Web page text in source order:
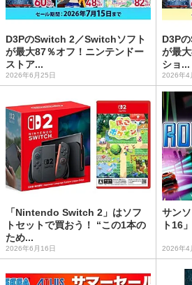
D3PのSwitch 2／Switchソフト
が最大87％オフ！ニンテンドー
ストア...
2026年6月25日
D3P
が最
ショ...
2026年4
「Nintendo Switch 2」はソフ
トセットで買おう！ “この1本の
ため...
2026年6月16日
サン
ト16
2026年4